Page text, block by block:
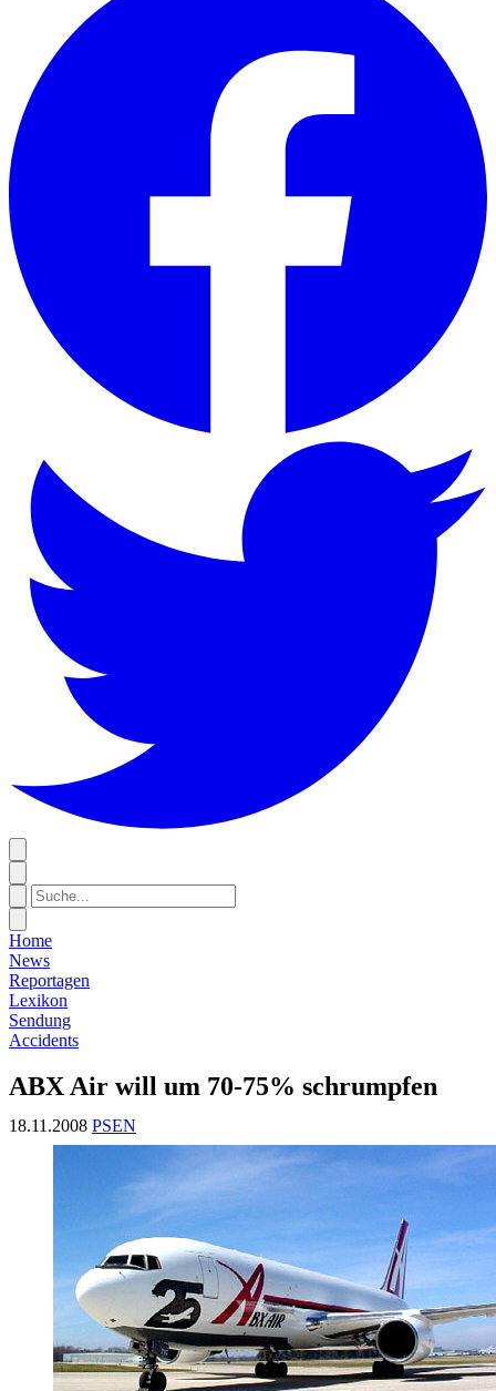
Home
News
Reportagen
Lexikon
Sendung
Accidents
ABX Air will um 70-75% schrumpfen
18.11.2008 PSEN